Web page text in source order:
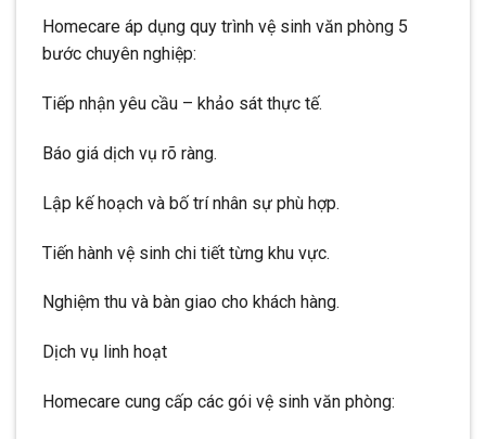
Homecare áp dụng quy trình vệ sinh văn phòng 5
bước chuyên nghiệp:
Tiếp nhận yêu cầu – khảo sát thực tế.
Báo giá dịch vụ rõ ràng.
Lập kế hoạch và bố trí nhân sự phù hợp.
Tiến hành vệ sinh chi tiết từng khu vực.
Nghiệm thu và bàn giao cho khách hàng.
Dịch vụ linh hoạt
Homecare cung cấp các gói vệ sinh văn phòng: